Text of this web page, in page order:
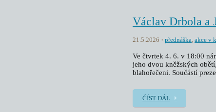
Václav Drbola a
21.5.2026 přednáška, akce v
Ve čtvrtek 4. 6. v 18:00
jeho dvou kněžských
blahořečeni. Součástí
ČÍST DÁL